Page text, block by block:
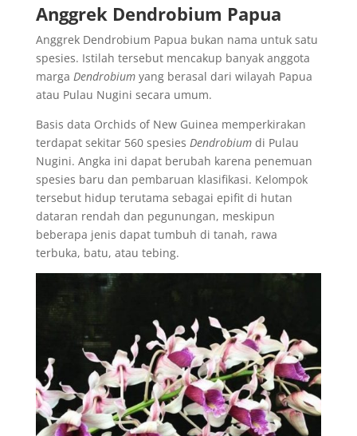
Anggrek Dendrobium Papua
Anggrek Dendrobium Papua bukan nama untuk satu
spesies. Istilah tersebut mencakup banyak anggota
marga Dendrobiumyang berasal dari wilayah Papua
atau Pulau Nugini secara umum.
Basis data Orchids of New Guinea memperkirakan
terdapat sekitar 560 spesies Dendrobiumdi Pulau
Nugini. Angka ini dapat berubah karena penemuan
spesies baru dan pembaruan klasifikasi. Kelompok
tersebut hidup terutama sebagai epifit di hutan
dataran rendah dan pegunungan, meskipun
beberapa jenis dapat tumbuh di tanah, rawa
terbuka, batu, atau tebing.